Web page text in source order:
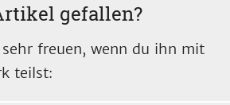
gefallen?
freuen, wenn du ihn mit
teilst: